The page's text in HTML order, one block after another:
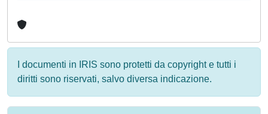
I documenti in IRIS sono protetti da copyright e tutti i
diritti sono riservati, salvo diversa indicazione.